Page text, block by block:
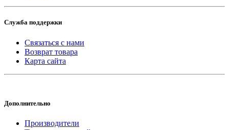
Служба поддержки
Связаться с нами
Возврат товара
Карта сайта
Дополнительно
Производители